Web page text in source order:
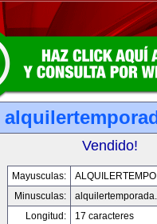
Vendido!
Mayusculas:
Minusculas:
Longitud:
17 caracteres